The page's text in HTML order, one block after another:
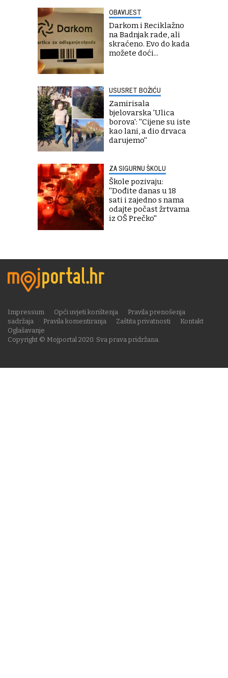
OBAVIJEST
Darkom i Reciklažno
na Badnjak rade, ali
skraćeno. Evo do kada
možete doći...
USUSRET BOŽIĆU
Zamirisala
bjelovarska 'Ulica
borova': ''Cijene su iste
kao lani, a dio drvaca
darujemo''
ZA SIGURNU ŠKOLU
Škole pozivaju:
''Dođite danas u 18
sati i zajedno s nama
odajte počast žrtvama
iz OŠ Prečko''
Copyright © Mojportal 2020. Sva prava pridržana.
Impressum Opći uvjeti korištenja
Pravila prenošenja
sadržaja
Pravila komentiranja Zaštita privatnosti
Kontakt
Oglašavanje